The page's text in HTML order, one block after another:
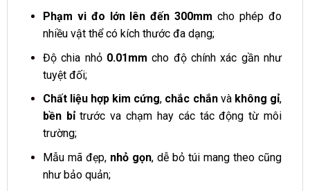
Phạm vi đo lớn lên đến 300mm cho phép đo
nhiều vật thể có kích thước đa dạng;
Độ chia nhỏ 0.01mm cho độ chính xác gần như
tuyệt đối;
Chất liệu hợp kim cứng, chắc chắnvà không gỉ,
bền bỉtrước va chạm hay các tác động từ môi
trường;
Mẫu mã đẹp,nhỏ gọn, dễ bỏ túi mang theo cũng
như bảo quản;